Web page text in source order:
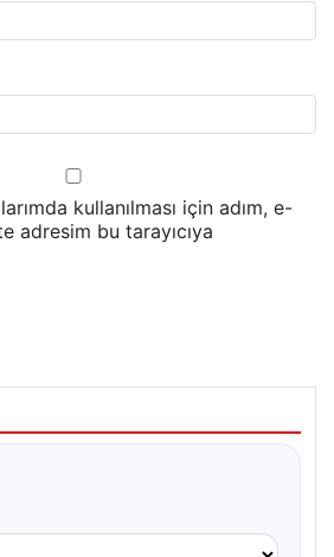
kullanılması için adım, e-
adresim bu tarayıcıya